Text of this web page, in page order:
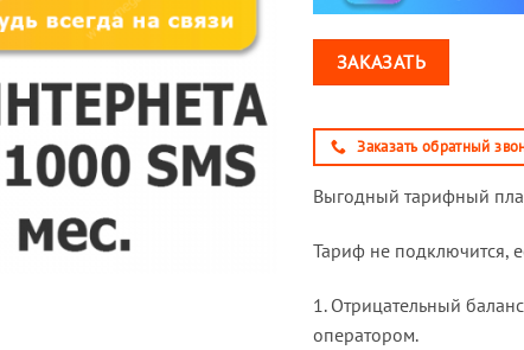
ЗАКАЗАТЬ
Заказать обратный
Выгодный тарифный
Тариф не подключится,
1. Отрицательный
оператором.